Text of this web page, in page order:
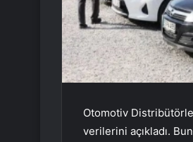
Otomotiv
verilerini açıkladı.